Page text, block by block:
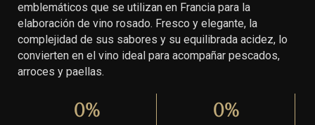
emblemáticos que se utilizan en Francia para la
elaboración de vino rosado. Fresco y elegante, la
complejidad de sus sabores y su equilibrada acidez, lo
convierten en el vino ideal para acompañar pescados,
arroces y paellas.
0% 0%